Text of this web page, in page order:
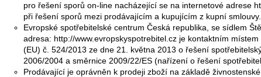
pro řešení sporů on-line nacházející se na internetové adrese
při řešení sporů mezi prodávajícím a kupujícím z kupní smlouvy.
Evropské spotřebitelské centrum Česká republika, se sídlem
adresa: http://www.evropskyspotrebitel.cz je kontaktním
(EU) č. 524/2013 ze dne 21. května 2013 o řešení
2006/2004 a směrnice 2009/22/ES (nařízení o řešení
Prodávající je oprávněn k prodeji zboží na základě